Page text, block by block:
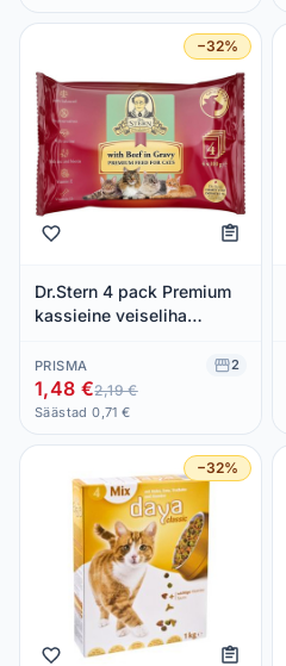
−32%
Dr.Stern 4 pack Premium
kassieine veiseliha
PRISMA 2
1,48 €2,19 €
Säästad 0,71 €
−32%